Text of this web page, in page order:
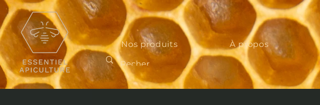
Nos produits À propos